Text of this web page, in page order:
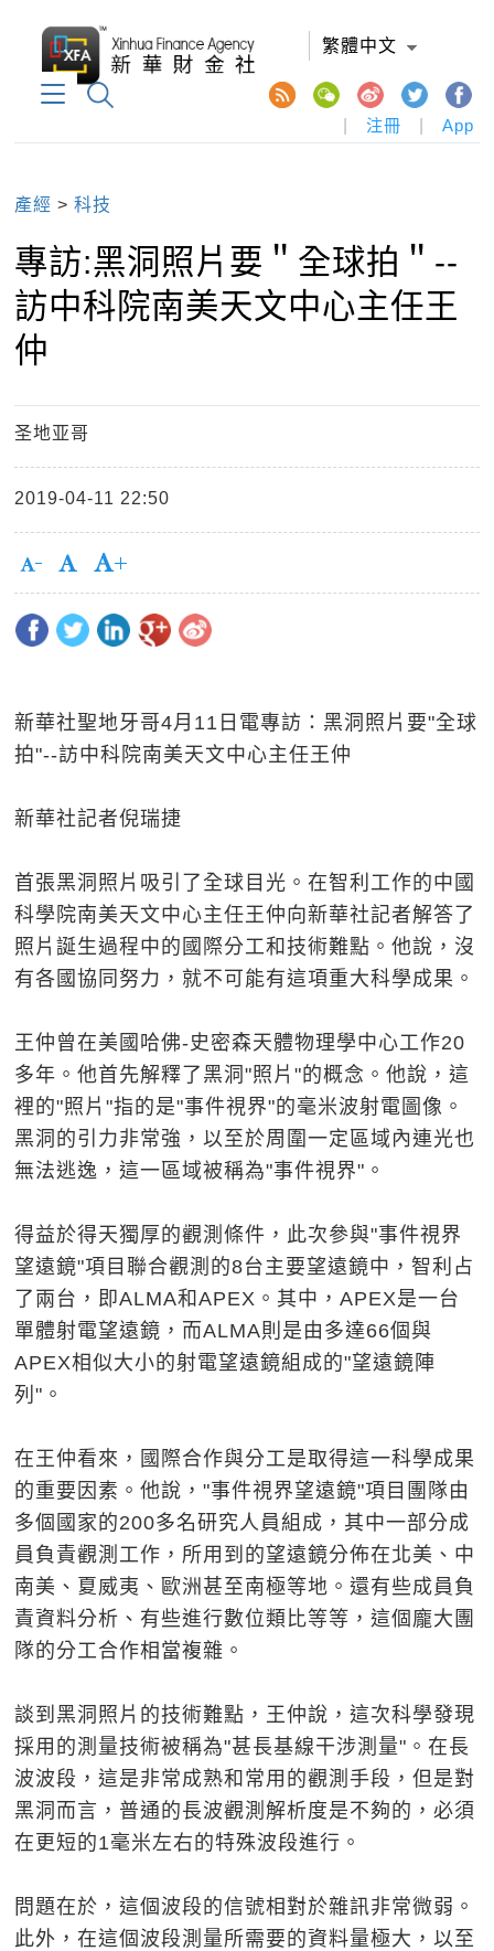
繁體中文
注冊 App
產經 >科技
專訪:黑洞照片要＂全球拍＂--
訪中科院南美天文中心主任王
仲
圣地亚哥
2019-04-11 22:50
新華社聖地牙哥4月11日電專訪：黑洞照片要"全球
拍"--訪中科院南美天文中心主任王仲
新華社記者倪瑞捷
首張黑洞照片吸引了全球目光。在智利工作的中國
科學院南美天文中心主任王仲向新華社記者解答了
照片誕生過程中的國際分工和技術難點。他說，沒
有各國協同努力，就不可能有這項重大科學成果。
王仲曾在美國哈佛-史密森天體物理學中心工作20
多年。他首先解釋了黑洞"照片"的概念。他說，這
裡的"照片"指的是"事件視界"的毫米波射電圖像。
黑洞的引力非常強，以至於周圍一定區域內連光也
無法逃逸，這一區域被稱為"事件視界"。
得益於得天獨厚的觀測條件，此次參與"事件視界
望遠鏡"項目聯合觀測的8台主要望遠鏡中，智利占
了兩台，即ALMA和APEX。其中，APEX是一台
單體射電望遠鏡，而ALMA則是由多達66個與
APEX相似大小的射電望遠鏡組成的"望遠鏡陣
列"。
在王仲看來，國際合作與分工是取得這一科學成果
的重要因素。他說，"事件視界望遠鏡"項目團隊由
多個國家的200多名研究人員組成，其中一部分成
員負責觀測工作，所用到的望遠鏡分佈在北美、中
南美、夏威夷、歐洲甚至南極等地。還有些成員負
責資料分析、有些進行數位類比等等，這個龐大團
隊的分工合作相當複雜。
談到黑洞照片的技術難點，王仲說，這次科學發現
採用的測量技術被稱為"甚長基線干涉測量"。在長
波波段，這是非常成熟和常用的觀測手段，但是對
黑洞而言，普通的長波觀測解析度是不夠的，必須
在更短的1毫米左右的特殊波段進行。
問題在於，這個波段的信號相對於雜訊非常微弱。
此外，在這個波段測量所需要的資料量極大，以至